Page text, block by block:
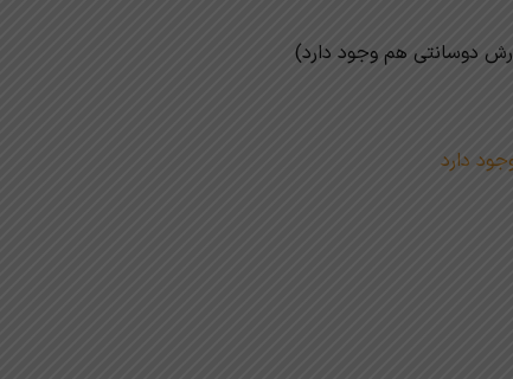
دوسانتی هم وجود دارد)
دارد